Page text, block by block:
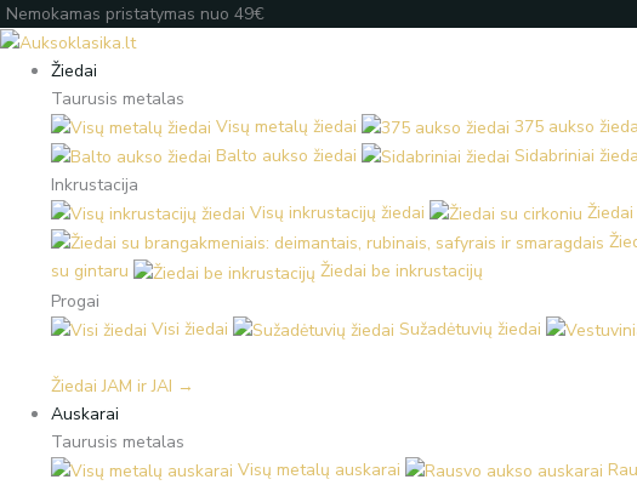
Pereiti
prie
turinio
Nemokamas pristatymas nuo 49€
Žiedai
Taurusis metalas
Visų metalų žiedai
375 aukso
Balto aukso žiedai
Sidabriniai
Inkrustacija
Visų inkrustacijų žiedai
su gintaru
Žiedai be inkrustacijų
Progai
Visi žiedai
Sužadėtuvių žiedai
Žiedai JAM ir JAI →
Auskarai
Taurusis metalas
Visų metalų auskarai
Products
search
Products
search
Įveskite
el.
paštą